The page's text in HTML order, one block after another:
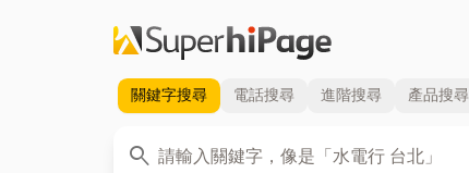
關鍵字搜尋 電話搜尋 進階搜尋 產品搜尋
search
關鍵字